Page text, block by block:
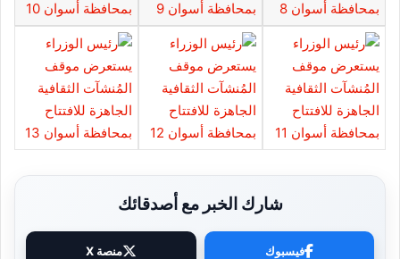
شارك الخبر مع أصدقائك
فيسبوك منصة X